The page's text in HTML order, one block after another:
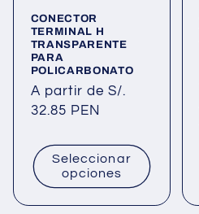
CONECTOR
TERMINAL H
TRANSPARENTE
PARA
POLICARBONATO
Precio
habitual
A partir de S/.
32.85 PEN
Seleccionar
opciones